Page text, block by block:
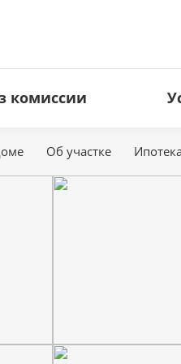
ЗЕМЕЛЬНЫЕ УЧАСТКИ
Под ИЖС
комиссии
Об участке